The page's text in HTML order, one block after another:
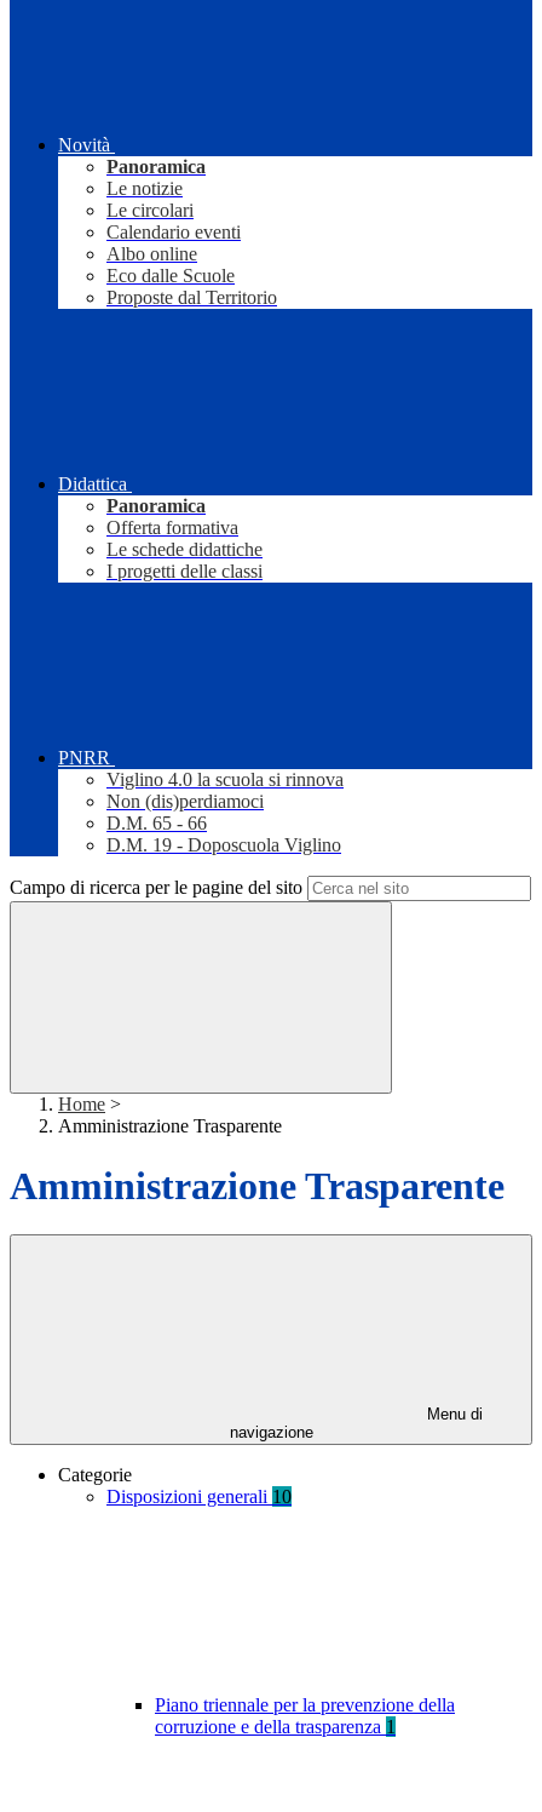
Novità
Panoramica
Le notizie
Le circolari
Calendario eventi
Albo online
Eco dalle Scuole
Proposte dal Territorio
Didattica
Panoramica
Offerta formativa
Le schede didattiche
I progetti delle classi
PNRR
Viglino 4.0 la scuola si rinnova
Non (dis)perdiamoci
D.M. 65 - 66
D.M. 19 - Doposcuola Viglino
Campo di ricerca per le pagine del sito
Home >
Amministrazione Trasparente
Amministrazione Trasparente
Menu di
navigazione
Categorie
Disposizioni generali 10
Piano triennale per la prevenzione della
corruzione e della trasparenza 1